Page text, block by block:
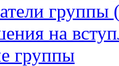
на
группы